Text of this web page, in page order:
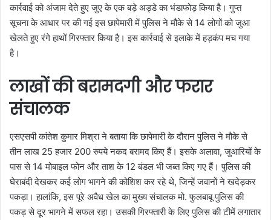
कार्रवाई को अंजाम देते हुए जुए के एक बड़े अड्डे का भंडाफोड़ किया है। गुप्त
सूचना के आधार पर की गई इस छापेमारी में पुलिस ने मौके से 14 लोगों को जुआ
खेलते हुए रंगे हाथों गिरफ्तार किया है। इस कार्रवाई से इलाके में हड़कंप मच गया
है।
लाखों की बरामदगी और फरार
संचालक
एसएसपी कांतेश कुमार मिश्रा ने बताया कि छापेमारी के दौरान पुलिस ने मौके से
तीन लाख 25 हजार 200 रुपये नकद बरामद किए हैं। इसके अलावा, जुआरियों के
पास से 14 मोबाइल फोन और ताश के 12 बंडल भी जब्त किए गए हैं। पुलिस की
घेराबंदी देखकर कई लोग भागने की कोशिश कर रहे थे, जिन्हें जवानों ने खदेड़कर
पकड़ा। हालांकि, इस पूरे अवैध खेल का मुख्य संचालक मो. फुलबाबू पुलिस की
पकड़ से दूर भागने में सफल रहा। उसकी गिरफ्तारी के लिए पुलिस की टीमें लगातार